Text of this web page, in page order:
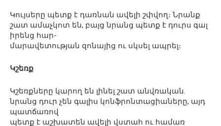
Կույսերը պետք է դառնան ավելի շփվող։ Նրանք
շատ ամաչկոտ են, բայց նրանց պետք է դուրս գալ
իրենց հար-
մարավետության զոնայից ու սկսել ապրել։
Կշեռք
Կշեռքները կարող են լինել շատ անվռական.
նրանց դուր չեն գալիս կոնֆրոնտացիաները, այդ
պատճառով
պետք է աշխատեն ավելի վստահ ու համառ